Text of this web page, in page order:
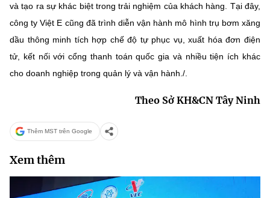
và tạo ra sự khác biệt trong trải nghiệm của khách hàng. Tại đây,
công ty Việt E cũng đã trình diễn vận hành mô hình trụ bơm xăng
dầu thông minh tích hợp chế độ tự phục vụ, xuất hóa đơn điện
tử, kết nối với cổng thanh toán quốc gia và nhiều tiện ích khác
cho doanh nghiệp trong quản lý và vận hành./.
Theo Sở KH&CN Tây Ninh
Thêm MST trên Google
Xem thêm